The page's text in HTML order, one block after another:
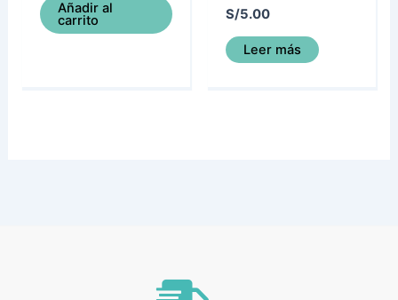
Añadir al
carrito S/5.00
Leer más